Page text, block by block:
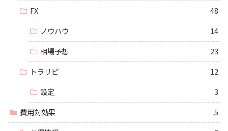
FX
48
ノウハウ
14
相場予想
23
トラリピ
12
設定
3
費用対効果
5